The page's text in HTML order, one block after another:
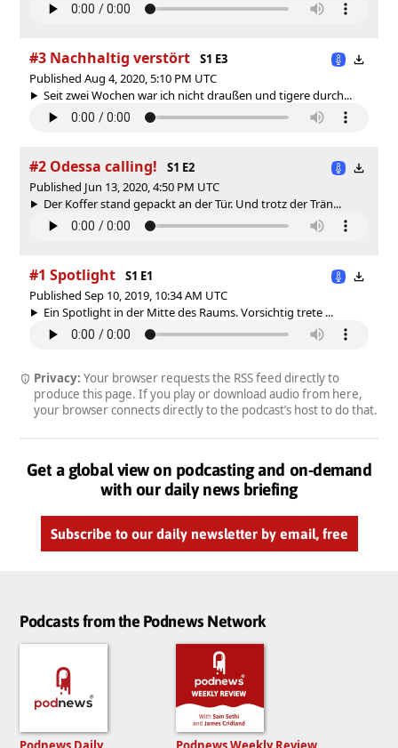
#3 Nachhaltig verstört
S1 E3
Published Aug 4, 2020, 5:10 PM UTC
Seit zwei Wochen war ich nicht draußen und tigere durch...
#2 Odessa calling!
S1 E2
Published Jun 13, 2020, 4:50 PM UTC
Der Koffer stand gepackt an der Tür. Und trotz der Trän...
#1 Spotlight
S1 E1
Published Sep 10, 2019, 10:34 AM UTC
Ein Spotlight in der Mitte des Raums. Vorsichtig trete ...
Privacy: Your browser requests the RSS feed directly to
produce this page. If you play or download audio from here,
your browser connects directly to the podcast’s host to do that.
Get a global view on podcasting and on-demand
with our daily news briefing
Subscribe to our daily newsletter by email, free
Podcasts from the Podnews Network